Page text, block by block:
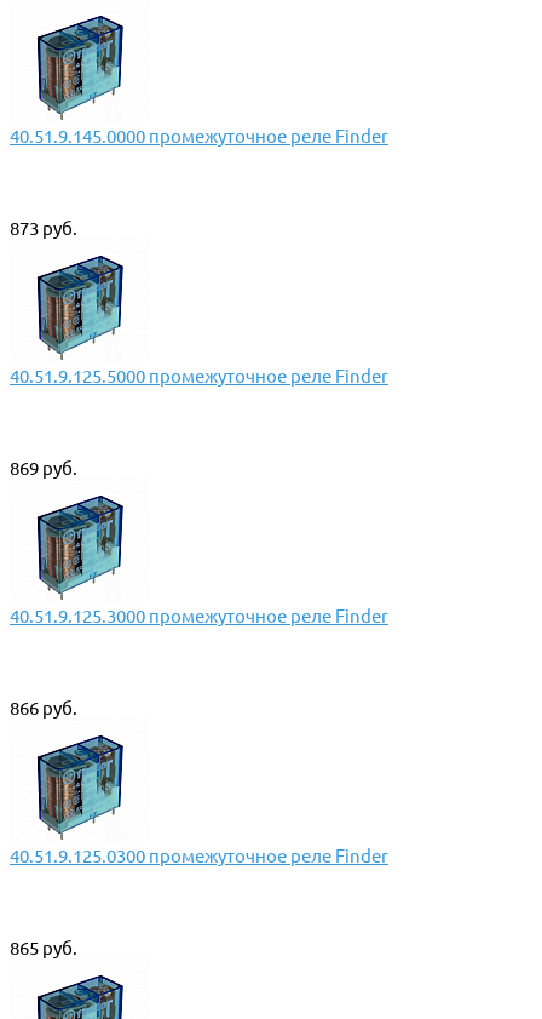
40.51.9.145.0000 промежуточное реле Finder
873 руб.
40.51.9.125.5000 промежуточное реле Finder
869 руб.
40.51.9.125.3000 промежуточное реле Finder
866 руб.
40.51.9.125.0300 промежуточное реле Finder
865 руб.